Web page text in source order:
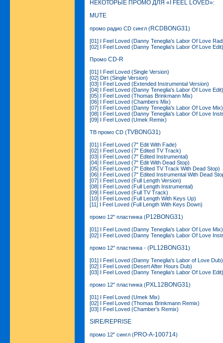
НЕКОТОРЫЕ ПРОМО ДЛЯ «I FEEL LOVED»:
MUTE
промо радио CD сингл (RCDBONG31)
[01] I Feel Loved (Danny Teneglia's Labor Of Love
[02] I Feel Loved (Danny Teneglia's Labor Of Love Edit)
Промо CD-R
[01] I Feel Loved (Single Version)
[02] Dirt (Single Version)
[03] I Feel Loved (Extended Instrumental Version)
[04] I Feel Loved (Danny Teneglia's Labor Of Love Edit)
[05] I Feel Loved (Thomas Brinkmann Mix)
[06] I Feel Loved (Chambers Mix)
[07] I Feel Loved (Danny Teneglia's Labor Of Love Mix)
[08] I Feel Loved (Danny Teneglia's Labor Of Love
[09] I Feel Loved (Umek Remix)
ТВ промо CD (TVBONG31)
[01] I Feel Loved (7" Edit With Fade)
[02] I Feel Loved (7" Edited TV Track)
[03] I Feel Loved (7" Edited Instrumental)
[04] I Feel Loved (7" Edit With Dead Stop)
[05] I Feel Loved (7" Edited TV Track With Dead Stop)
[06] I Feel Loved (7" Edited Instrumental With Dead
[07] I Feel Loved (Full Length Version)
[08] I Feel Loved (Full Length Instrumental)
[09] I Feel Loved (Full TV Track)
[10] I Feel Loved (Full Length With Keys Up)
[11] I Feel Loved (Full Length With Keys Down)
промо 12" пластинка (P12BONG31)
[01] I Feel Loved (Danny Teneglia's Labor Of Love Mix)
[02] I Feel Loved (Danny Teneglia's Labor Of Love
промо 12" пластинка - (PL12BONG31)
[01] I Feel Loved (Danny Teneglia's Labor of Love Dub)
[02] I Feel Loved (Desert After Hours Dub)
[03] I Feel Loved (Danny Teneglia's Labor Of Love Edit)
промо 12" пластинка (PXL12BONG31)
[01] I Feel Loved (Umek Mix)
[02] I Feel Loved (Thomas Brinkmann Remix)
[03] I Feel Loved (Chamber's Remix)
SIRE/REPRISE
промо 12" сингл (PRO-A-100714)